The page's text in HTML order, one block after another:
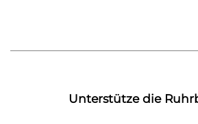
Unterstütze die